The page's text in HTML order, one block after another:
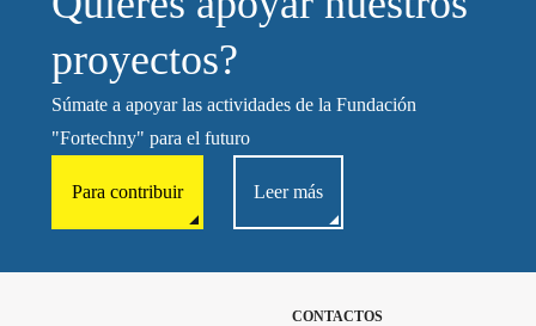
proyectos?
Súmate a apoyar las actividades de la Fundación
"Fortechny" para el futuro
Para contribuir Leer más
CONTACTOS